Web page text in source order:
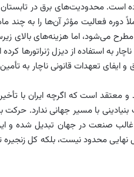
است. محدودیت‌های برق در تابستان
دوره فعالیت مؤثر آن‌ها را به چند
می‌شود، اما هزینه‌های بالای
به استفاده از دیزل ژنراتورها
ایفای تعهدات قانونی ناچار به
معتقد است که اگرچه ایران با
با مسیر جهانی ندارد.
غالب صنعت در جهان تبدیل شده و
محدود نیست، بلکه کل زنجیره